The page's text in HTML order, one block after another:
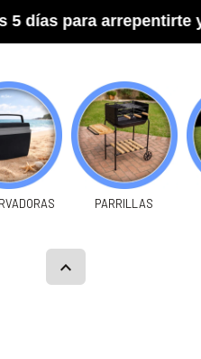
y cancelar tu
PARRILLAS